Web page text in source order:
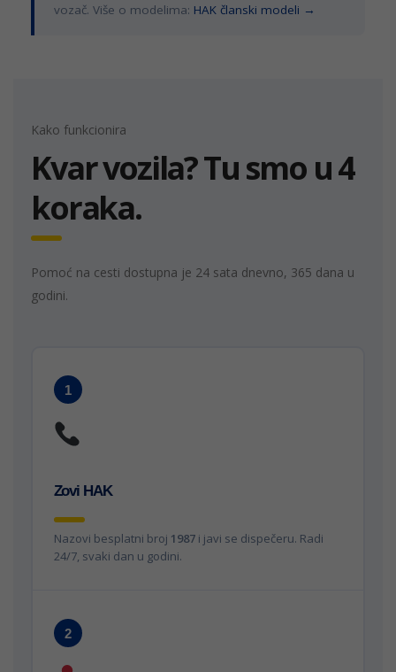
vozač. Više o modelima: HAK članski modeli →
Kako funkcionira
Kvar vozila? Tu smo u 4
koraka.
Pomoć na cesti dostupna je 24 sata dnevno, 365 dana u
godini.
1
Zovi HAK
Nazovi besplatni broj 1987i javi se dispečeru. Radi
24/7, svaki dan u godini.
2